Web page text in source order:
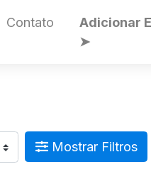
Contato
Adicionar
➤
Mostrar Filtros